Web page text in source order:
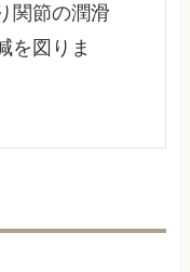
関節の潤滑
を図りま